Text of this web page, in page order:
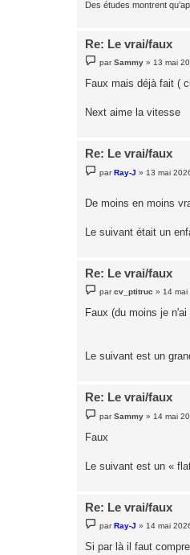
Des études montrent
Re: Le vrai/faux
e
s
e
parSammy »13 mai
Faux mais déjà fait (
Next aime la vitesse
Re: Le vrai/faux
e
a
parRay-J » 13 mai
De moins en moins
Le suivant était un
Re: Le vrai/faux
e
s
parcv_ptitruc »14 mai
Faux (du moins je
Le suivant est un
Re: Le vrai/faux
e
s
e
parSammy » 14 mai
Faux
Le suivant est un «
Re: Le vrai/faux
e
s
parRay-J »14 mai
Si par là il faut